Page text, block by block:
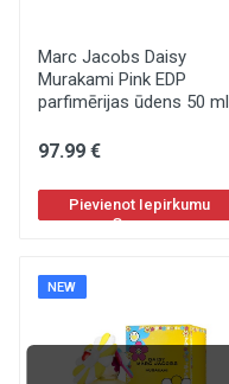
Marc Jacobs Daisy
Murakami Pink EDP
parfimērijas ūdens 50 ml
97.99 €
Pievienot Iepirkumu
Grozam
NEW